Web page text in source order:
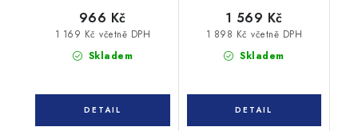
Skladem
1 169 Kč včetně DPH
966 Kč
Skladem
1 898 Kč včetně DPH
1 569 Kč